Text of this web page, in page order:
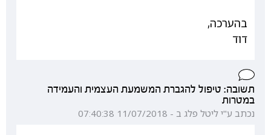
בהערכה,
דוד
תשובה: טיפול להגברת המשמעת העצמית והעמידה
במטרות
נכתב ע"י ליטל פלג ב - 11/07/2018 07:40:38